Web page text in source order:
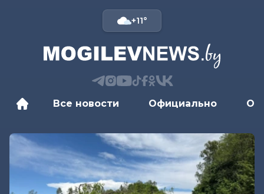
+11°
Все новости Официально